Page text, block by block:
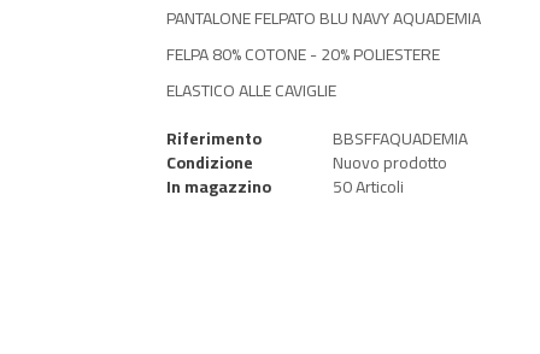
PANTALONE FELPATO BLU NAVY AQUADEMIA
FELPA 80% COTONE - 20% POLIESTERE
ELASTICO ALLE CAVIGLIE
Riferimento
BBSFFAQUADEMIA
Condizione Nuovo prodotto
In magazzino 50 Articoli